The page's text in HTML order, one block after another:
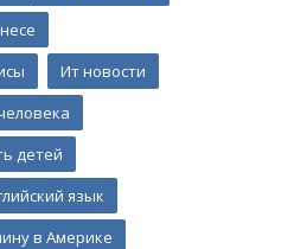
Ит новости
детей
язык
в Америке